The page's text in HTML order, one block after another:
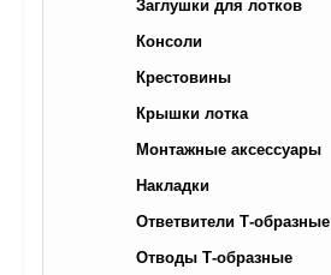
Заглушки для лотков
Консоли
Крестовины
Крышки лотка
Монтажные аксессуары
Накладки
Ответвители Т-образные
Отводы Т-образные